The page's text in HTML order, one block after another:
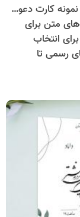
50 متن زیبا برای کارت عروسی؛ به همراه چند نمونه کارت دعوت عروسی
متن برای
انتخاب
رسمی تا